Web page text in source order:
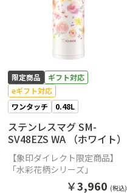
限定商品
ギフト対応
eギフト対応
ワンタッチ
0.48L
ステンレスマグ SM-
SV48EZS WA （ホワイト）
【象印ダイレクト限定商品】
「水彩花柄シリーズ」
￥3,960 (税込)